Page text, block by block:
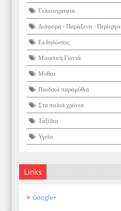
Γελοιογραφία
Διάφορα - Παράξενα - Περίεργα
Εκδηλώσεις
Μουσική Γωνιά
Μύθοι
Παιδικά παραμύθια
Στα παλιά χρόνια
Ταξίδια
Υγεία
Links
Google+